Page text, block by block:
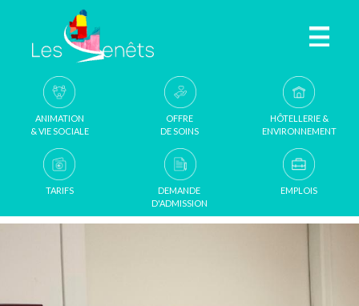
Aller au contenu principal
ANIMATION
& VIE SOCIALE
OFFRE
DE SOINS
HÔTELLERIE &
ENVIRONNEMENT
TARIFS
DEMANDE
D'ADMISSION
EMPLOIS